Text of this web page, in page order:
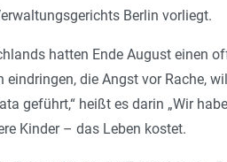
Berlin vorliegt.
hatten Ende August einen
die Angst vor Rache,
geführt,“ heißt es darin „Wir
Kinder – das Leben kostet.